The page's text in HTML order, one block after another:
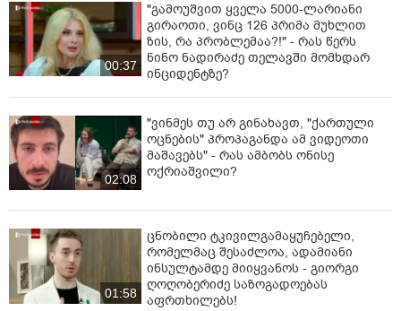
00:37
"გამოუშვით ყველა 5000-ლარიანი
გირაოთი, ვინც 126 პრიმა მუხლით
ზის, რა პრობლემაა?!" - რას წერს
ნინო ნადირაძე თელავში მომხდარ
ინციდენტზე?
02:08
"ვინმეს თუ არ გინახავთ, "ქართული
ოცნების" პროპაგანდა ამ ვიდეოთი
მაშავებს" - რას ამბობს ონისე
ოქრიაშვილი?
01:58
ცნობილი ტკივილგამაყუჩებელი,
რომელმაც შესაძლოა, ადამიანი
ინსულტამდე მიიყვანოს - გიორგი
ღოღობერიძე საზოგადოებას
აფრთხილებს!